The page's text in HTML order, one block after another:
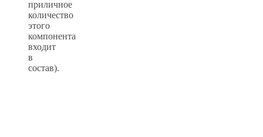
приличное
количество
этого
компонента
входит
в
состав).